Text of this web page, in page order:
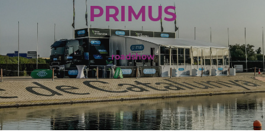
PRIMUS
roadshow